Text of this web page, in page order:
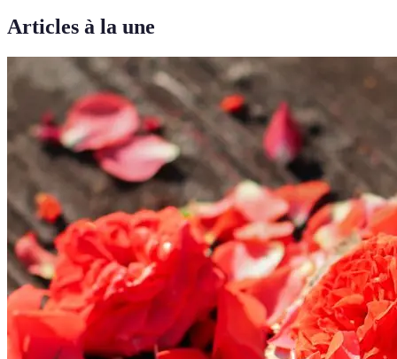
Articles à la une